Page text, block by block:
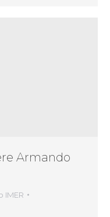
Armando
IMER